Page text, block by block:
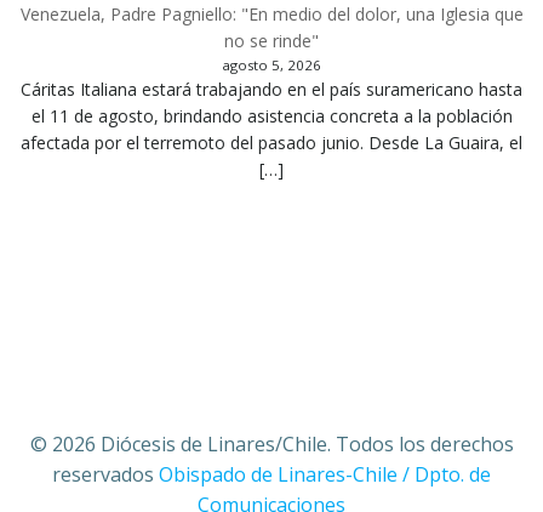
Venezuela, Padre Pagniello: "En medio del dolor, una Iglesia que
no se rinde"
agosto 5, 2026
Cáritas Italiana estará trabajando en el país suramericano hasta
el 11 de agosto, brindando asistencia concreta a la población
afectada por el terremoto del pasado junio. Desde La Guaira, el
[…]
© 2026 Diócesis de Linares/Chile. Todos los derechos
reservados Obispado de Linares-Chile / Dpto. de
Comunicaciones